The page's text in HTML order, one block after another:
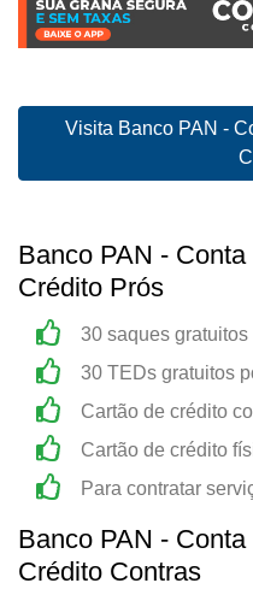
Visita Banco PAN -
Banco PAN -
Crédito Prós
30 saques gratuitos
30 TEDs gratuitos
Cartão de crédito
Cartão de crédito
Para contratar
Banco PAN -
Crédito Contras